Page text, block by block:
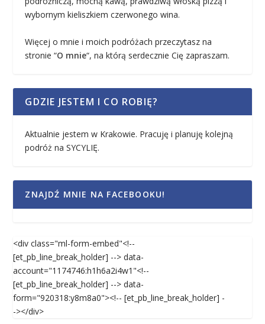
wybornym kieliszkiem czerwonego wina.
Więcej o mnie i moich podróżach przeczytasz na
stronie “O mnie“, na którą serdecznie Cię zapraszam.
GDZIE JESTEM I CO ROBIĘ?
Aktualnie jestem w Krakowie. Pracuję i planuję kolejną
podróż na SYCYLIĘ.
ZNAJDŹ MNIE NA FACEBOOKU!
<div class="ml-form-embed"<!--
[et_pb_line_break_holder] --> data-
account="1174746:h1h6a2i4w1"<!--
[et_pb_line_break_holder] --> data-
form="920318:y8m8a0"><!-- [et_pb_line_break_holder] -
-></div>